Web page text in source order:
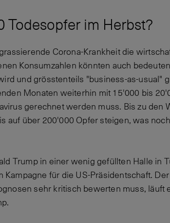
Todesopfer im Herbst?
Corona-Krankheit die
Konsumzahlen könnten auch
und grösstenteils "business-as-usual"
Monaten weiterhin mit 15'000 bis
gerechnet werden muss. Bis zu den
auf über 200'000 Opfer steigen, was
Trump in einer wenig gefüllten Halle in
Kampagne für die US-Präsidentschaft.
sehr kritisch bewerten muss, läuft